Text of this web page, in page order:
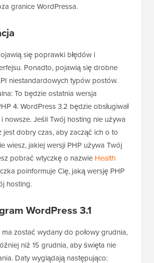
granice WordPressa.
się poprawki błędów i
Ponadto, pojawią się drobne
niestandardowych typów postów.
To będzie ostatnia wersja
4. WordPress 3.2 będzie obsługiwał
nowsze. Jeśli Twój hosting nie używa
jest dobry czas, aby zacząć ich o to
wiesz, jakiej wersji PHP używa Twój
pobrać wtyczkę o nazwie Health
poinformuje Cię, jaką wersję PHP
hosting.
WordPress 3.1
ma zostać wydany do połowy grudnia,
niż 15 grudnia, aby święta nie
Daty wyglądają następująco: